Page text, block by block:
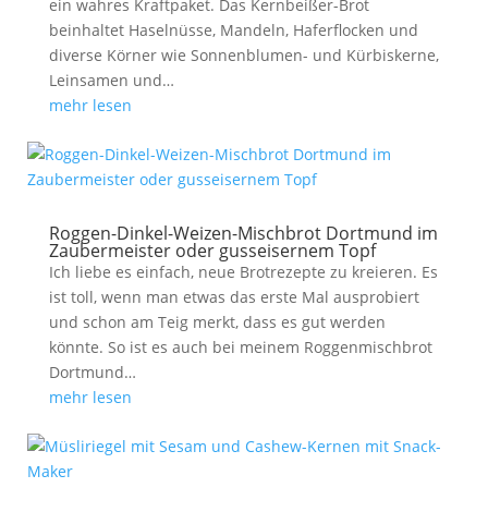
ein wahres Kraftpaket. Das Kernbeißer-Brot
beinhaltet Haselnüsse, Mandeln, Haferflocken und
diverse Körner wie Sonnenblumen- und Kürbiskerne,
Leinsamen und…
mehr lesen
Roggen-Dinkel-Weizen-Mischbrot Dortmund im
Zaubermeister oder gusseisernem Topf
Ich liebe es einfach, neue Brotrezepte zu kreieren. Es
ist toll, wenn man etwas das erste Mal ausprobiert
und schon am Teig merkt, dass es gut werden
könnte. So ist es auch bei meinem Roggenmischbrot
Dortmund…
mehr lesen